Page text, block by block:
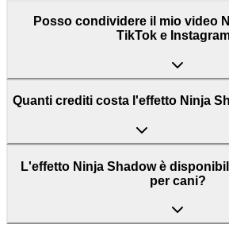
Posso condividere il mio video
TikTok e
Quanti crediti costa l'effetto Ninja
L'effetto Ninja Shadow è
per cani?